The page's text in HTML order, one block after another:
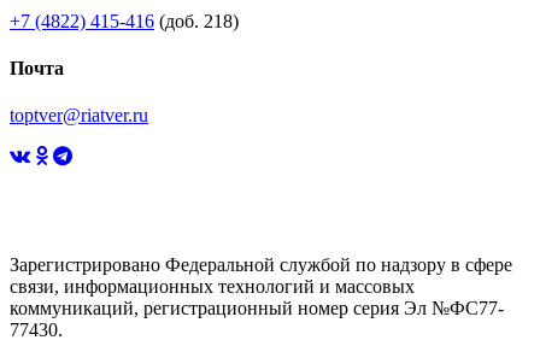
+7 (4822) 415-416 (доб. 218)
Почта
toptver@riatver.ru
Зарегистрировано Федеральной службой по надзору в сфере
связи, информационных технологий и массовых
коммуникаций, регистрационный номер серия Эл №ФС77-
77430.